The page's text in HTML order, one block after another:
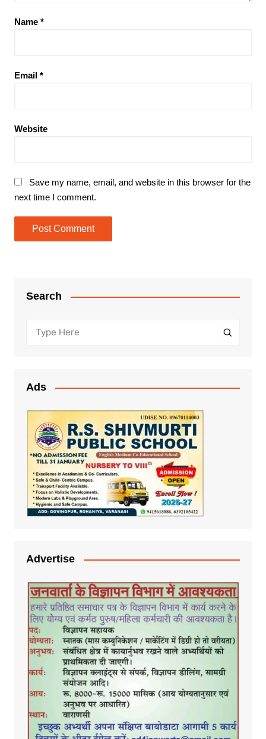
Name *
Email *
Website
Save my name, email, and website in this browser for the
next time I comment.
Search
Ads
Advertise